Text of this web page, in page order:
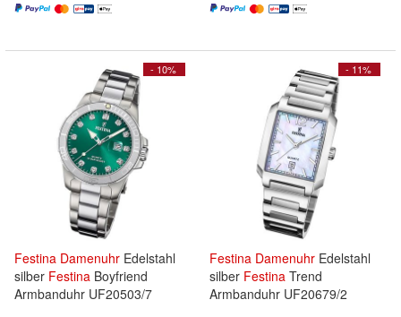
- 10%
Festina Damenuhr Edelstahl
silber Festina Boyfriend
Armbanduhr UF20503/7
- 11%
Festina Damenuhr Edelstahl
silber Festina Trend
Armbanduhr UF20679/2